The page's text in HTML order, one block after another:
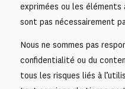
exprimées ou les
sont pas nécessairement
Nous ne sommes pas
confidentialité ou du
tous les risques liés à